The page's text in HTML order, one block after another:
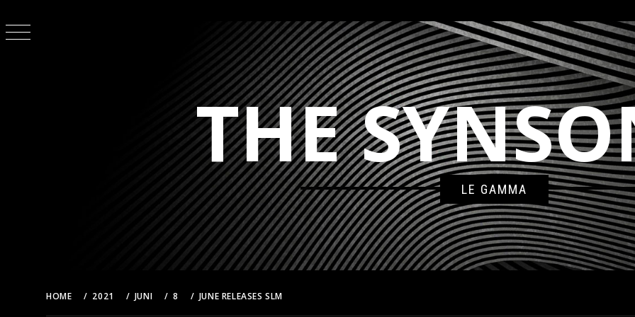
to
content
THE
LE GAMMA
HOME 2021 JUNI 8 JUNE RELEASES SLM